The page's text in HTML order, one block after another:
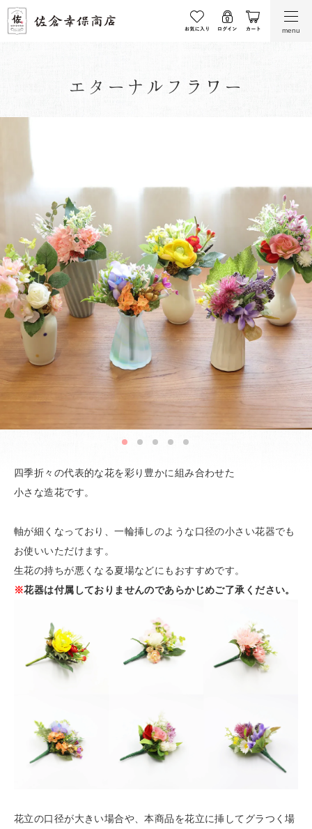
menu
エターナルフラワー
四季折々の代表的な花を彩り豊かに組み合わせた
小さな造花です。
軸が細くなっており、一輪挿しのような口径の小さい花器でも
お使いいただけます。
生花の持ちが悪くなる夏場などにもおすすめです。
※花器は付属しておりませんのであらかじめご了承ください。
花立の口径が大きい場合や、本商品を花立に挿してグラつく場